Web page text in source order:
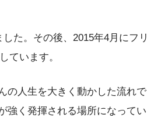
た。その後、2015年4月にフリ
ています。
の人生を大きく動かした流れで
強く発揮される場所になってい